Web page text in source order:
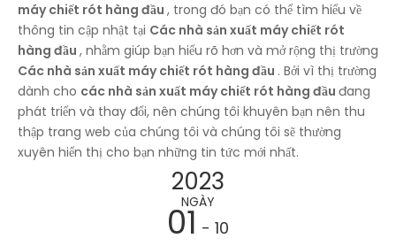
máy chiết rót hàng đầu , trong đó bạn có thể tìm hiểu về
thông tin cập nhật tại Các nhà sản xuất máy chiết rót
hàng đầu , nhằm giúp bạn hiểu rõ hơn và mở rộng thị trường
Các nhà sản xuất máy chiết rót hàng đầu . Bởi vì thị trường
dành cho các nhà sản xuất máy chiết rót hàng đầu đang
phát triển và thay đổi, nên chúng tôi khuyên bạn nên thu
thập trang web của chúng tôi và chúng tôi sẽ thường
xuyên hiển thị cho bạn những tin tức mới nhất.
2023
NGÀY
01 - 10